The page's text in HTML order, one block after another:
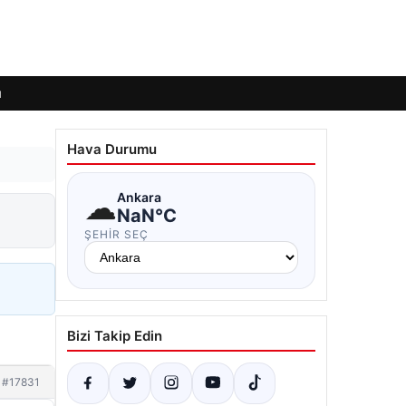
#17831
Hava Durumu
☁Ankara
NaN°C
ŞEHIR SEÇ
Bizi Takip Edin